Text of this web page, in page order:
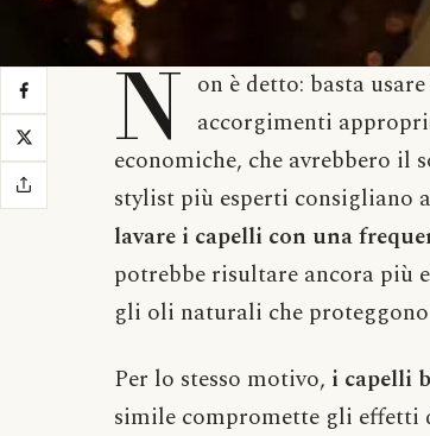
N on è detto: basta
accorgimenti
economiche, che avrebbero
stylist più esperti consigliano
lavare i capelli con una
potrebbe risultare ancora più
gli oli naturali che
Per lo stesso motivo, i capelli
simile compromette gli effetti